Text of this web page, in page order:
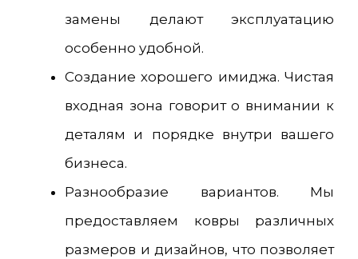
замены делают эксплуатацию
особенно удобной.
Создание хорошего имиджа. Чистая
входная зона говорит о внимании к
деталям и порядке внутри вашего
бизнеса.
Разнообразие вариантов. Мы
предоставляем ковры различных
размеров и дизайнов, что позволяет